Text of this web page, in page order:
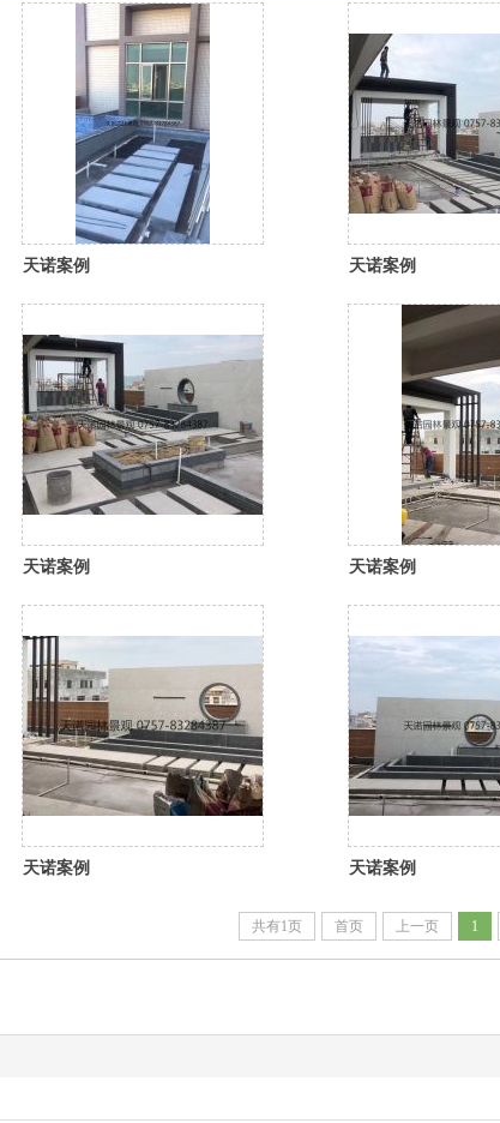
天诺案例 天诺案例
天诺案例 天诺案例
天诺案例 天诺案例
共有1页 首页 上一页 1